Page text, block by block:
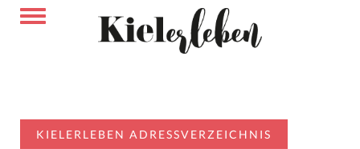
KIELERLEBEN ADRESSVERZEICHNIS